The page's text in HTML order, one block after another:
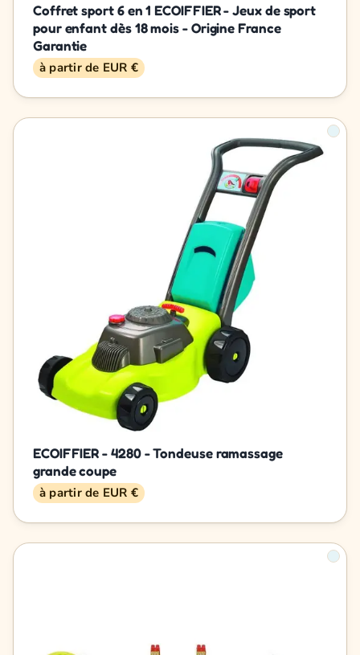
Coffret sport 6 en 1 ECOIFFIER - Jeux de sport
pour enfant dès 18 mois - Origine France
Garantie
à partir de EUR €
ECOIFFIER - 4280 - Tondeuse ramassage
grande coupe
à partir de EUR €